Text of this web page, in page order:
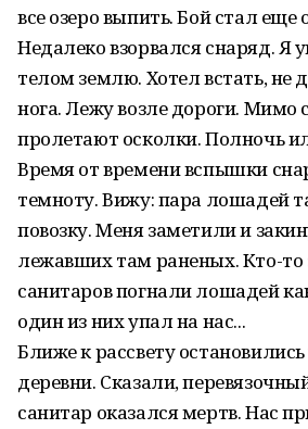
все озеро выпить. Бой стал еще
Недалеко взорвался снаряд. Я
телом землю. Хотел встать, не
нога. Лежу возле дороги. Мимо
пролетают осколки. Полночь
Время от времени вспышки
темноту. Вижу: пара лошадей
повозку. Меня заметили и
лежавших там раненых. Кто-то
санитаров погнали лошадей
один из них упал на нас...
Ближе к рассвету
деревни. Сказали,
санитар оказался мертв. Нас